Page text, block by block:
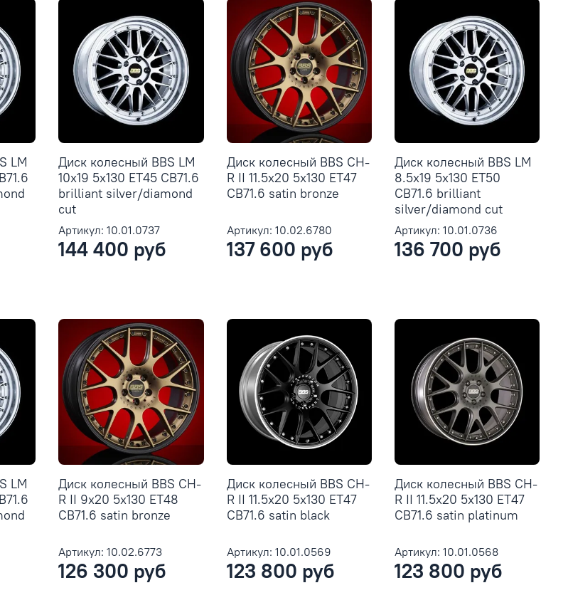
LM
Диск колесный BBS LM
10x19 5x130 ET45 CB71.6
brilliant silver/diamond
cut
Артикул: 10.01.0737
144 400 руб
Диск колесный BBS CH-
R II 11.5x20 5x130 ET47
CB71.6 satin bronze
Артикул: 10.02.6780
137 600 руб
Диск колесный BBS LM
8.5x19 5x130 ET50
CB71.6 brilliant
silver/diamond cut
Артикул: 10.01.0736
136 700 руб
LM
Диск колесный BBS CH-
R II 9x20 5x130 ET48
CB71.6 satin bronze
Артикул: 10.02.6773
126 300 руб
Диск колесный BBS CH-
R II 11.5x20 5x130 ET47
CB71.6 satin black
Артикул: 10.01.0569
123 800 руб
Диск колесный BBS CH-
R II 11.5x20 5x130 ET47
CB71.6 satin platinum
Артикул: 10.01.0568
123 800 руб